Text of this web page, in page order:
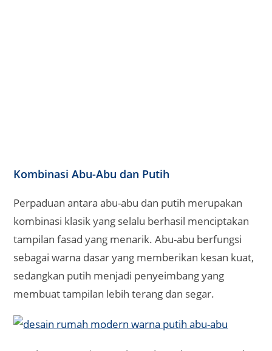
Kombinasi Abu-Abu dan Putih
Perpaduan antara abu-abu dan putih merupakan
kombinasi klasik yang selalu berhasil menciptakan
tampilan fasad yang menarik. Abu-abu berfungsi
sebagai warna dasar yang memberikan kesan kuat,
sedangkan putih menjadi penyeimbang yang
membuat tampilan lebih terang dan segar.